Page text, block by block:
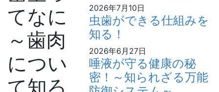
てなに
～歯肉
につい
て知ろ
2026年7月10日
虫歯ができる仕組みを
知る！
2026年6月27日
唾液が守る健康の秘
密！～知られざる万能